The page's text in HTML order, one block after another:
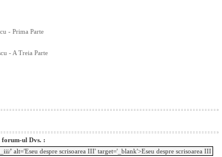
- Prima Parte
- A Treia Parte
forum-ul Dvs. :